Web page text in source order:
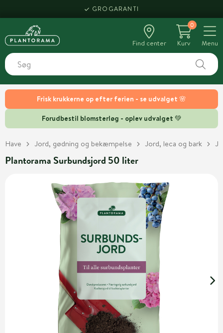
Frisk krukkerne op efter ferien - se udvalget 🌸
Forudbestil blomsterløg - oplev udvalget 💚
GROGARANTI
Find center
0
Kurv
Menu
Have Jord, gødning og bekæmpelse Jord, leca og bark
Plantorama Surbundsjord 50 liter